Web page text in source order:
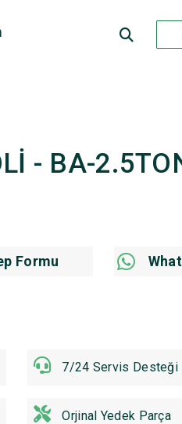
- BA-
Formu
7/24 Servis Desteği
Orjinal Yedek Parça